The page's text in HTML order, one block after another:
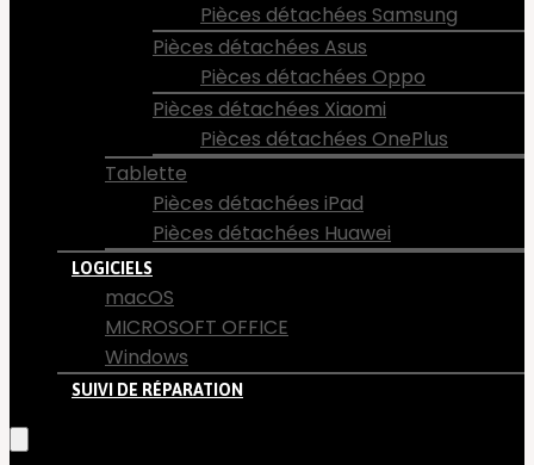
Pièces détachées Samsung
Pièces détachées Asus
Pièces détachées Oppo
Pièces détachées Xiaomi
Pièces détachées OnePlus
Tablette
Pièces détachées iPad
Pièces détachées Huawei
LOGICIELS
macOS
MICROSOFT OFFICE
Windows
SUIVI DE RÉPARATION